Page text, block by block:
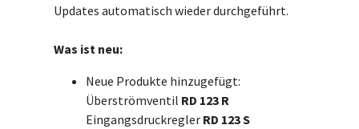
Updates automatisch wieder durchgeführt.
Was ist neu:
Neue Produkte hinzugefügt:
Überströmventil RD 123 R
Eingangsdruckregler RD 123 S